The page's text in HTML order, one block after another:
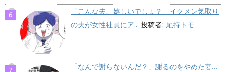
「こんな夫、嬉しいでしょ？」イクメン気取り
の夫が女性社員にア... 投稿者: 尾持トモ
「なんで謝らないんだ？」謝るのをやめた妻…